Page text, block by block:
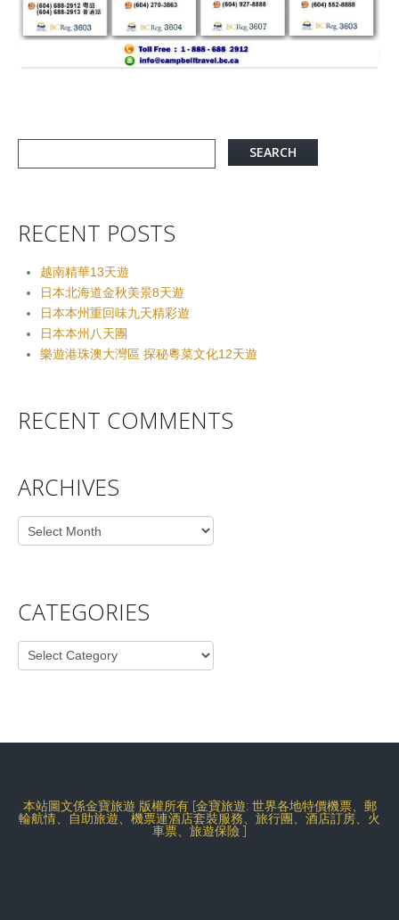
RECENT POSTS
越南精華13天遊
日本北海道金秋美景8天遊
日本本州重回味九天精彩遊
日本本州八天團
樂遊港珠澳大灣區 探秘粵菜文化12天遊
RECENT COMMENTS
ARCHIVES
Archives
CATEGORIES
Categories
本站圖文係金寶旅遊 版權所有 [金寶旅遊: 世界各地特價機票、郵
輪航情、自助旅遊、機票連酒店套裝服務、旅行團、酒店訂房、火
車票、旅遊保險 ]